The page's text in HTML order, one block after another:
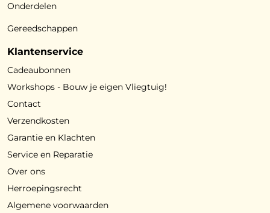
Onderdelen
Gereedschappen
Klantenservice
Cadeaubonnen
Workshops - Bouw je eigen Vliegtuig!
Contact
Verzendkosten
Garantie en Klachten
Service en Reparatie
Over ons
Herroepingsrecht
Algemene voorwaarden